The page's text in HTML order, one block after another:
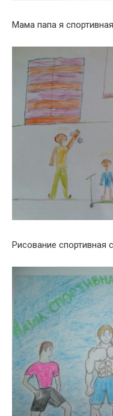
Мама папа я
Рисование спортивная